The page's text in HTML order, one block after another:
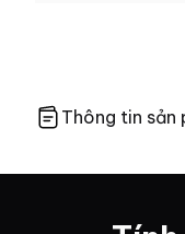
Thông tin sản